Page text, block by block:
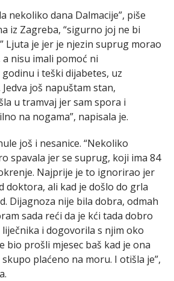
nekoliko dana Dalmacije”, piše
iz Zagreba, “sigurno joj ne bi
Ljuta je jer je njezin suprug morao
nisu imali pomoć ni
godinu i teški dijabetes, uz
još napuštam stan,
u tramvaj jer sam spora i
na nogama”, napisala je.
još i nesanice. “Nekoliko
spavala jer se suprug, koji ima 84
Najprije je to ignorirao jer
doktora, ali kad je došlo do grla
Dijagnoza nije bila dobra, odmah
sada reći da je kći tada dobro
i dogovorila s njim oko
bio prošli mjesec baš kad je ona
plaćeno na moru. I otišla je”,